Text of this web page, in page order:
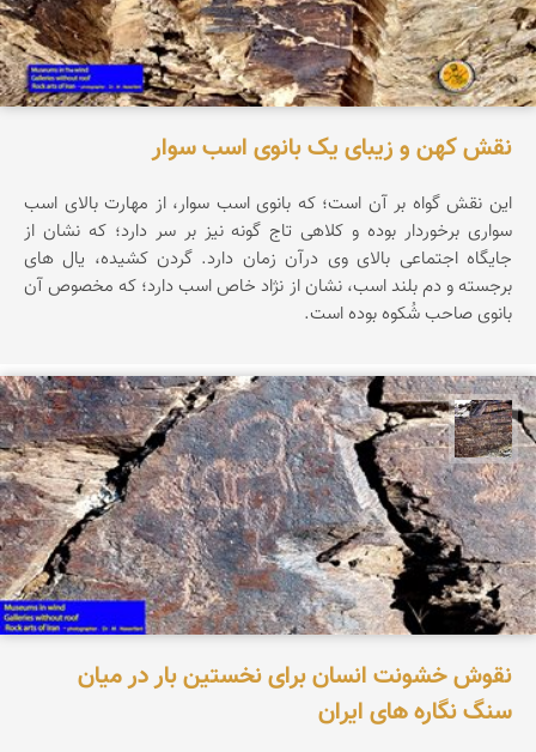
نقش کهن و زیبای یک بانوی اسب سوار
این نقش گواه بر آن است؛ که بانوی اسب سوار، از مهارت بالای اسب
سواری برخوردار بوده و کلاهی تاج گونه نیز بر سر دارد؛ که نشان از
جایگاه اجتماعی بالای وی درآن زمان دارد. گردن کشیده، یال های
برجسته و دم بلند اسب، نشان از نژاد خاص اسب دارد؛ که مخصوص آن
بانوی صاحب شُکوه بوده است.
محمد ناصری فرد
نقوش خشونت انسان برای نخستین بار در میان
سنگ نگاره های ایران